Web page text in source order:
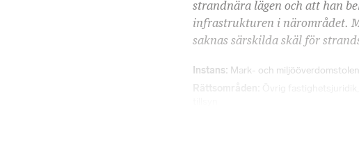
strandnära lägen och att han
infrastrukturen i närområdet.
saknas särskilda skäl för
Instans Mark- och miljööverdomstolen